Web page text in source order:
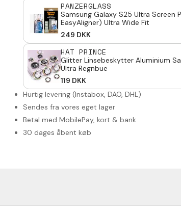
PANZERGLASS
Samsung Galaxy S25 Ultra Screen
EasyAligner) Ultra Wide Fit
249 DKK
HAT PRINCE
Glitter Linsebeskytter Aluminium
Ultra Regnbue
119 DKK
Hurtig levering (Instabox, DAO, DHL)
Sendes fra vores eget lager
Betal med MobilePay, kort & bank
30 dages åbent køb